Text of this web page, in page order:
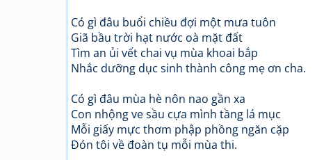
Có gì đâu buổi chiều đợi một mưa tuôn
Giã bầu trời hạt nước oà mặt đất
Tìm an ủi vết chai vụ mùa khoai bắp
Nhắc dưỡng dục sinh thành công mẹ ơn cha.
Có gì đâu mùa hè nôn nao gần xa
Con nhộng ve sầu cựa mình tầng lá mục
Mỗi giấy mực thơm phập phồng ngăn cặp
Đón tôi về đoàn tụ mỗi mùa thi.